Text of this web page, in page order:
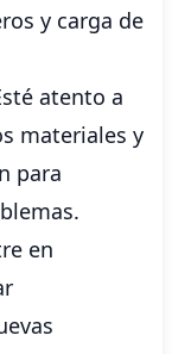
y carga de
atento a
materiales y
para
en